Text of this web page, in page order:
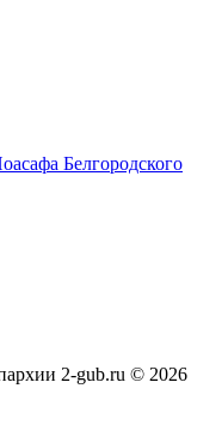
Белгородского
2-gub.ru © 2026